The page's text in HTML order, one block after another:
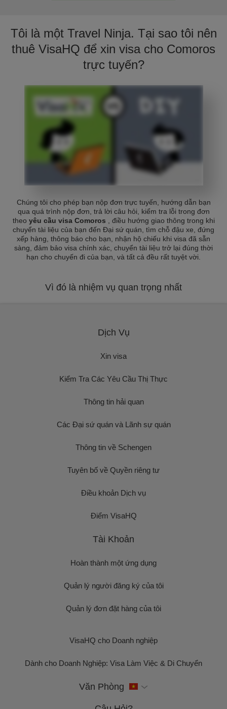
Tôi là một Travel Ninja. Tại sao tôi nên
thuê VisaHQ để xin visa cho Comoros
trực tuyến?
Chúng tôi cho phép bạn nộp đơn trực tuyến, hướng dẫn bạn
qua quá trình nộp đơn, trả lời câu hỏi, kiểm tra lỗi trong đơn
theo yêu cầu visa Comoros
, điều hướng giao thông trong khi
chuyển tài liệu của bạn đến Đại sứ quán, tìm chỗ đậu xe, đứng
xếp hàng, thông báo cho bạn, nhận hộ chiếu khi visa đã sẵn
sàng, đảm bảo visa chính xác, chuyển tài liệu trở lại đúng thời
hạn cho chuyến đi của bạn, và tất cả đều rất tuyệt vời.
Vì đó là nhiệm vụ quan trọng nhất
Dịch Vụ
Xin visa
Kiểm Tra Các Yêu Cầu Thị Thực
Thông tin hải quan
Các Đại sứ quán và Lãnh sự quán
Thông tin về Schengen
Tuyên bố về Quyền riêng tư
Điều khoản Dịch vụ
Điểm VisaHQ
Tài Khoản
Hoàn thành một ứng dụng
Quản lý người đăng ký của tôi
Quản lý đơn đặt hàng của tôi
VisaHQ cho Doanh nghiệp
Dành cho Doanh Nghiệp: Visa Làm Việc & Di Chuyển
Văn Phòng